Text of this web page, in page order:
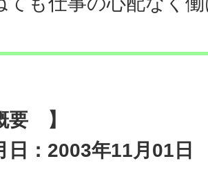
要 】
：2003年11月01日